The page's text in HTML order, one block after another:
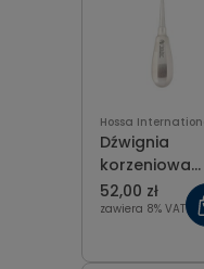
Hossa
Dźwignia
korzeniowa
Bein prosta 5
mm
52,00 zł
zawiera 8% VAT